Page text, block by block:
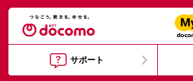
サポート